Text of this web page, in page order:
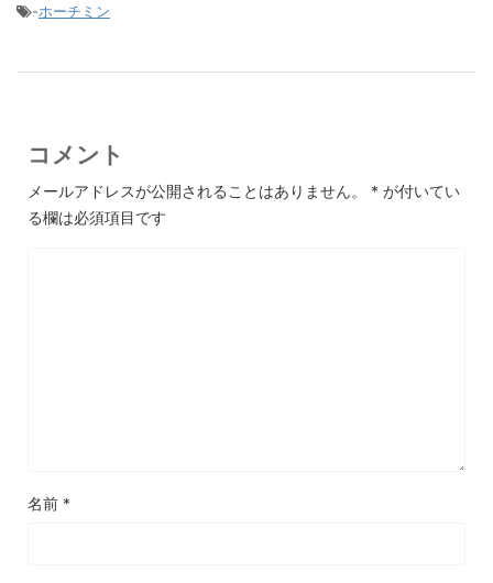
-ホーチミン
コメント
メールアドレスが公開されることはありません。 * が付いてい
る欄は必須項目です
名前 *